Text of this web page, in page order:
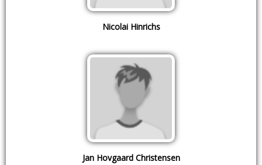
Nicolai Hinrichs
Jan Hovgaard Christensen